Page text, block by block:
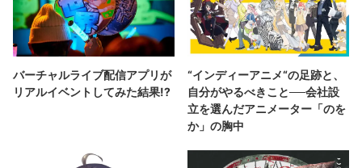
バーチャルライブ配信アプリが
リアルイベントしてみた結果!?
“インディーアニメ“の足跡と、
自分がやるべきこと──会社設
立を選んだアニメーター「のを
か」の胸中